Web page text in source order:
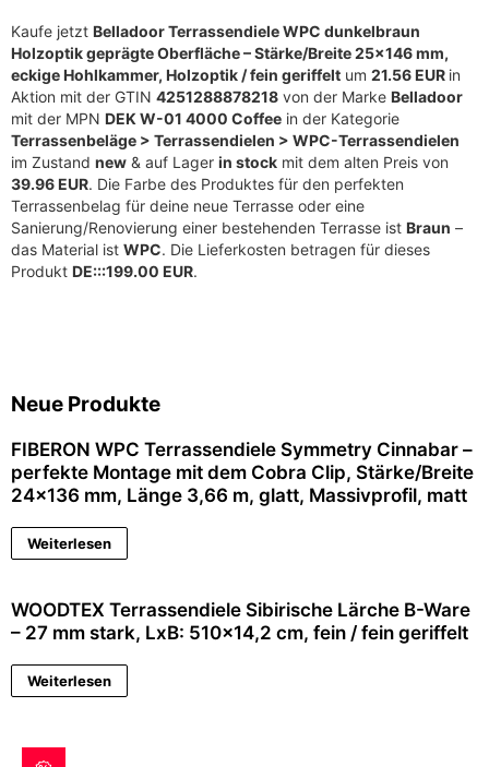
Kaufe jetzt Belladoor Terrassendiele WPC dunkelbraun
Holzoptik geprägte Oberfläche – Stärke/Breite 25×146 mm,
eckige Hohlkammer, Holzoptik / fein geriffelt um 21.56 EUR in
Aktion mit der GTIN 4251288878218 von der Marke Belladoor
mit der MPN DEK W-01 4000 Coffee in der Kategorie
Terrassenbeläge > Terrassendielen > WPC-Terrassendielen
im Zustand new & auf Lager in stock mit dem alten Preis von
39.96 EUR. Die Farbe des Produktes für den perfekten
Terrassenbelag für deine neue Terrasse oder eine
Sanierung/Renovierung einer bestehenden Terrasse ist Braun –
das Material ist WPC. Die Lieferkosten betragen für dieses
Produkt DE:::199.00 EUR.
Neue Produkte
FIBERON WPC Terrassendiele Symmetry Cinnabar –
perfekte Montage mit dem Cobra Clip, Stärke/Breite
24×136 mm, Länge 3,66 m, glatt, Massivprofil, matt
Weiterlesen
WOODTEX Terrassendiele Sibirische Lärche B-Ware
– 27 mm stark, LxB: 510×14,2 cm, fein / fein geriffelt
Weiterlesen